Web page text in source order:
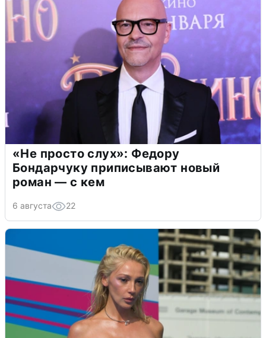
«Не просто слух»: Федору
Бондарчуку приписывают новый
роман — с кем
6 августа 22